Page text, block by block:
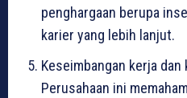
penghargaan berupa
karier yang lebih lanjut.
Keseimbangan kerja
Perusahaan ini